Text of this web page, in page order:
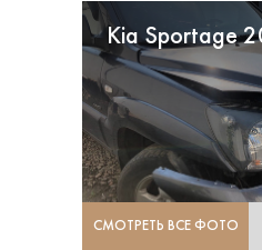
Kia Sportage
СМОТРЕТЬ ВСЕ ФОТО